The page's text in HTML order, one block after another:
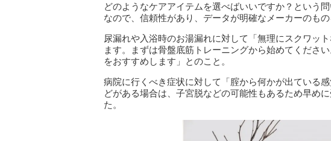
どのようなケアアイテムを選べばいいですか？という
なので、信頼性があり、データが明確なメーカーのも
尿漏れや入浴時のお湯漏れに対して「無理にスクワッ
ます。まずは骨盤底筋トレーニングから始めてくださ
をおすすめします」とのこと。
病院に行くべき症状に対して「腟から何かが出ている
どがある場合は、子宮脱などの可能性もあるため早め
た。